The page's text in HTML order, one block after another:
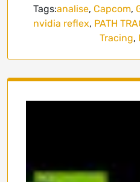
Tags:analise, Capcom,
nvidia reflex, PATH
Tracing,